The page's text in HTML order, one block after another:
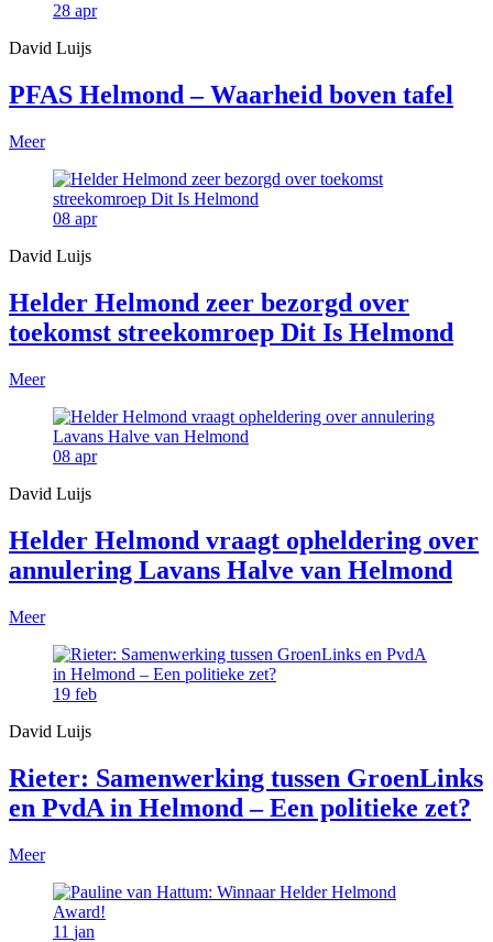
28 apr
David Luijs
PFAS Helmond – Waarheid boven tafel
Meer
08 apr
David Luijs
Helder Helmond zeer bezorgd over
toekomst streekomroep Dit Is Helmond
Meer
08 apr
David Luijs
Helder Helmond vraagt opheldering over
annulering Lavans Halve van Helmond
Meer
19 feb
David Luijs
Rieter: Samenwerking tussen GroenLinks
en PvdA in Helmond – Een politieke zet?
Meer
11 jan